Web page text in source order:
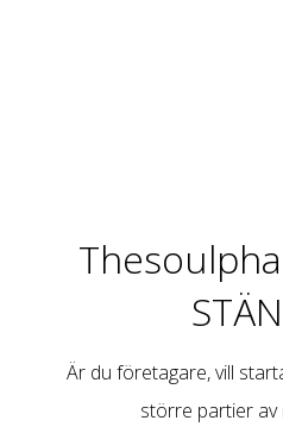
Är du företagare, vill
större partier av